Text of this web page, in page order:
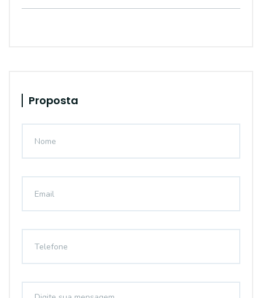
Proposta